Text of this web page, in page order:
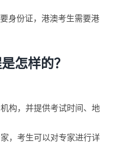
身份证，港澳考生需要港
怎样的？
构，并提供考试时间、地
，考生可以对专家进行详